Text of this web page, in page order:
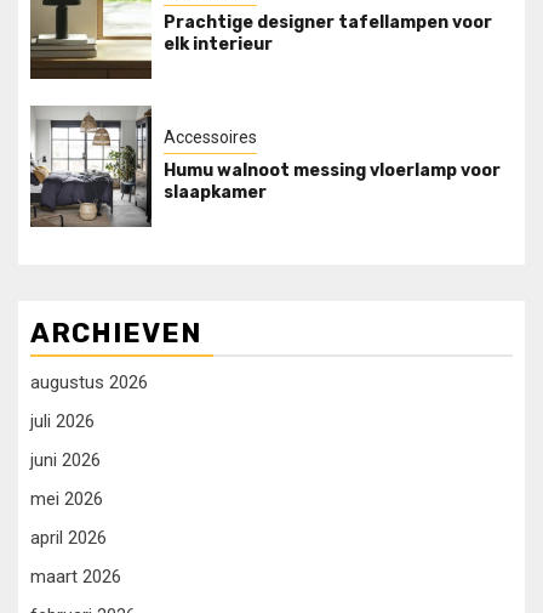
Prachtige designer tafellampen voor
elk interieur
Accessoires
Humu walnoot messing vloerlamp voor
slaapkamer
ARCHIEVEN
augustus 2026
juli 2026
juni 2026
mei 2026
april 2026
maart 2026